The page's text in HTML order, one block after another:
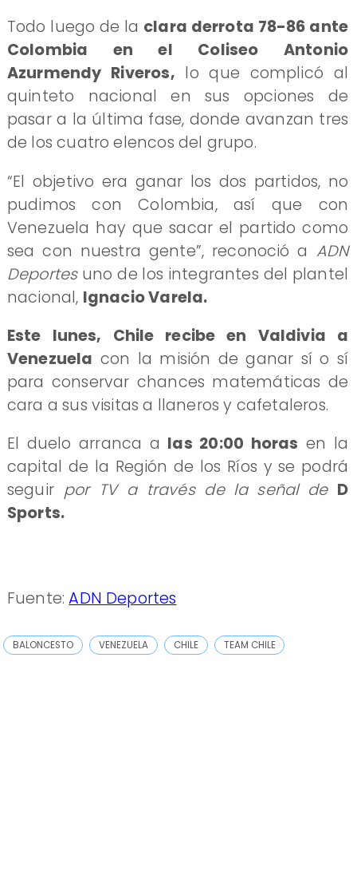
Todo luego de la clara derrota 78-86 ante
Colombia en el Coliseo Antonio
Azurmendy Riveros, lo que complicó al
quinteto nacional en sus opciones de
pasar a la última fase, donde avanzan tres
de los cuatro elencos del grupo.
“El objetivo era ganar los dos partidos, no
pudimos con Colombia, así que con
Venezuela hay que sacar el partido como
sea con nuestra gente”, reconoció a ADN
Deportesuno de los integrantes del plantel
nacional, Ignacio Varela.
Este lunes, Chile recibe en Valdivia a
Venezuela con la misión de ganar sí o sí
para conservar chances matemáticas de
cara a sus visitas a llaneros y cafetaleros.
El duelo arranca a las 20:00 horas en la
capital de la Región de los Ríos y se podrá
seguir por TV a través de la señal de D
Sports.
Fuente:ADN Deportes
BALONCESTO VENEZUELA CHILE TEAM CHILE